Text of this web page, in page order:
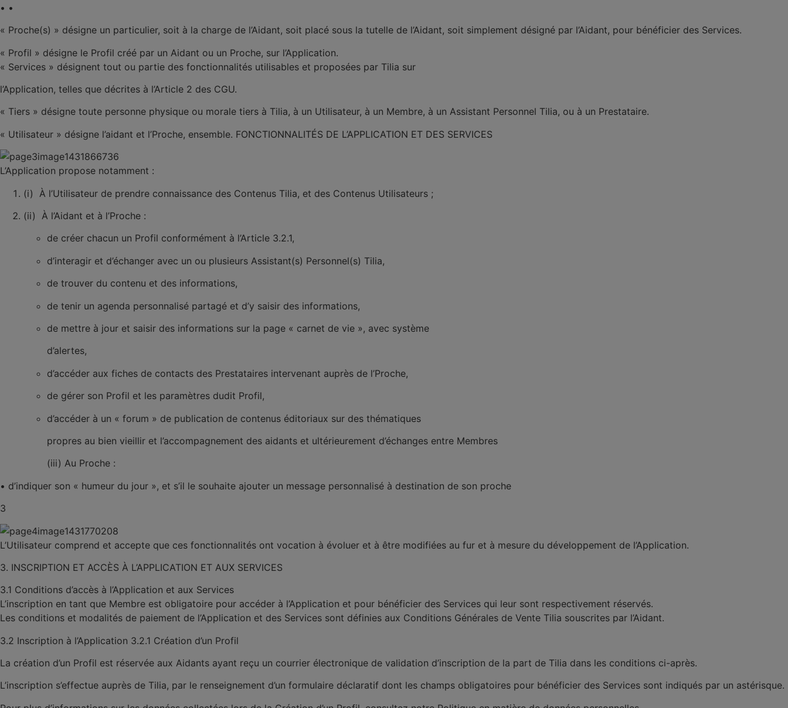
• •
« Proche(s) » désigne un particulier, soit à la charge de l’Aidant, soit placé sous la tutelle de l’Aidant, soit simplement désigné par l’Aidant, pour bénéficier des Services.
« Profil » désigne le Profil créé par un Aidant ou un Proche, sur l’Application.
« Services » désignent tout ou partie des fonctionnalités utilisables et proposées par Tilia sur
l’Application, telles que décrites à l’Article 2 des CGU.
« Tiers » désigne toute personne physique ou morale tiers à Tilia, à un Utilisateur, à un Membre, à un Assistant Personnel Tilia, ou à un Prestataire.
« Utilisateur » désigne l’aidant et l’Proche, ensemble. FONCTIONNALITÉS DE L’APPLICATION ET DES SERVICES
L’Application propose notamment :
(i) À l’Utilisateur de prendre connaissance des Contenus Tilia, et des Contenus Utilisateurs ;
(ii) À l’Aidant et à l’Proche :
de créer chacun un Profil conformément à l’Article 3.2.1,
d’interagir et d’échanger avec un ou plusieurs Assistant(s) Personnel(s) Tilia,
de trouver du contenu et des informations,
de tenir un agenda personnalisé partagé et d’y saisir des informations,
de mettre à jour et saisir des informations sur la page « carnet de vie », avec système
d’alertes,
d’accéder aux fiches de contacts des Prestataires intervenant auprès de l’Proche,
de gérer son Profil et les paramètres dudit Profil,
d’accéder à un « forum » de publication de contenus éditoriaux sur des thématiques
propres au bien vieillir et l’accompagnement des aidants et ultérieurement d’échanges entre Membres
(iii) Au Proche :
• d’indiquer son « humeur du jour », et s’il le souhaite ajouter un message personnalisé à destination de son proche
3
L’Utilisateur comprend et accepte que ces fonctionnalités ont vocation à évoluer et à être modifiées au fur et à mesure du développement de l’Application.
3. INSCRIPTION ET ACCÈS À L’APPLICATION ET AUX SERVICES
3.1 Conditions d’accès à l’Application et aux Services
L’inscription en tant que Membre est obligatoire pour accéder à l’Application et pour bénéficier des Services qui leur sont respectivement réservés.
Les conditions et modalités de paiement de l’Application et des Services sont définies aux Conditions Générales de Vente Tilia souscrites par l’Aidant.
3.2 Inscription à l’Application 3.2.1 Création d’un Profil
La création d’un Profil est réservée aux Aidants ayant reçu un courrier électronique de validation d’inscription de la part de Tilia dans les conditions ci-après.
L’inscription s’effectue auprès de Tilia, par le renseignement d’un formulaire déclaratif dont les champs obligatoires pour bénéficier des Services sont indiqués par un astérisque.